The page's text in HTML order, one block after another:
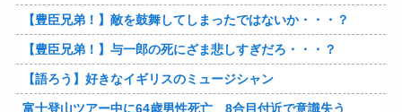
【豊臣兄弟！】敵を鼓舞してしまったではないか・・・？
【豊臣兄弟！】与一郎の死にざま悲しすぎだろ・・・？
【語ろう】好きなイギリスのミュージシャン
富士登山ツアー中に64歳男性死亡 8合目付近で意識失う